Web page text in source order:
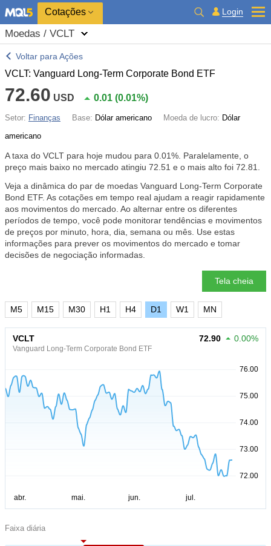
Cotações Login
Moedas / VCLT
Voltar para Ações
VCLT: Vanguard Long-Term Corporate Bond ETF
72.60 USD 0.01 (0.01%)
Setor: Finanças Base: Dólar americano Moeda de lucro: Dólar
americano
A taxa do VCLT para hoje mudou para 0.01% . Paralelamente, o
preço mais baixo no mercado atingiu 72.51 e o mais alto foi 72.81.
Veja a dinâmica do par de moedas Vanguard Long-Term Corporate
Bond ETF. As cotações em tempo real ajudam a reagir rapidamente
aos movimentos do mercado. Ao alternar entre os diferentes
períodos de tempo, você pode monitorar tendências e movimentos
de preços por minuto, hora, dia, semana ou mês. Use estas
informações para prever os movimentos do mercado e tomar
decisões de negociação informadas.
Tela cheia
M5 M15 M30 H1 H4 D1 W1 MN
VCLT
Vanguard Long-Term Corporate Bond ETF
72.90 0.00%
Faixa diária